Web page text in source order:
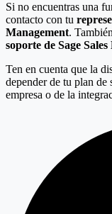
Si no encuentras una
contacto con tu
Management.
soporte de Sage
Ten en cuenta que la
depender de tu plan
empresa o de la